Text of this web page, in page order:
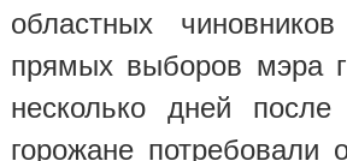
областных
прямых выборов мэра
несколько дней после
горожане потребовали